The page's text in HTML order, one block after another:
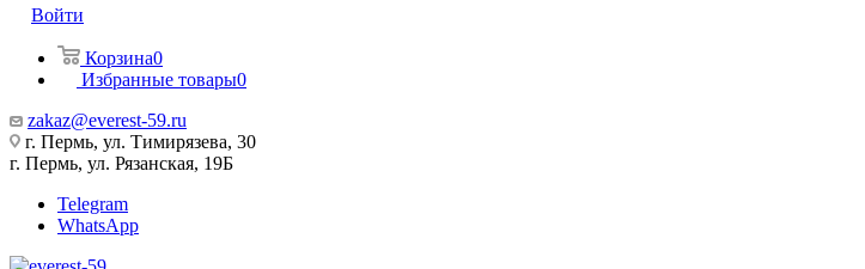
Войти
Корзина0
Избранные товары0
zakaz@everest-59.ru
г. Пермь, ул. Тимирязева, 30
г. Пермь, ул. Рязанская, 19Б
Telegram
WhatsApp